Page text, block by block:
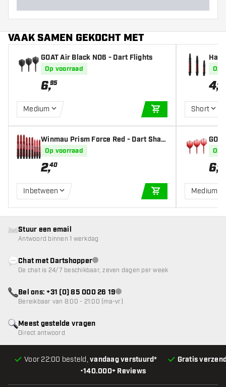
VAAK SAMEN GEKOCHT MET
GOAT Air Black NO6 - Dart Flights
Op voorraad
6,95
Medium
IN WINKELWAGEN
Winmau Prism Force Red - Dart Shaft
Op voorraad
2,40
Inbetween
IN WINKELWAGEN
Op
4,20
Short
Op
6,95
Medium
•140.000+ Reviews
Voor 22:00 besteld,vandaag verstuurd* Gratis
Meest gestelde vragen
Direct antwoord
Stuur een email
Antwoord binnen 1 werkdag
Chat met Dartshopperklantenservice niet beschikbaar
De chat is 24/7 beschikbaar, zeven dagen per week
Bel ons: +31 (0) 85 000 26 19klantenservice niet beschikbaar
Bereikbaar van 8:00 - 21:00 (ma-vr)